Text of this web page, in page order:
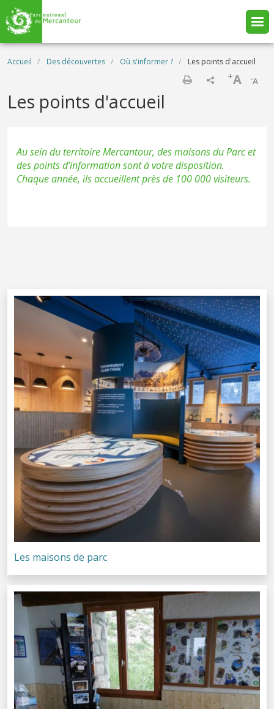
Aller au contenu principal
Fil d'Ariane
Accueil Des découvertes Où s'informer ? Les points d'accueil
-A
+A
Les points d'accueil
Au sein du territoire Mercantour, des maisons du Parc et
des points d’information sont à votre disposition.
Chaque année, ils accueillent près de 100 000 visiteurs.
Les maisons de parc